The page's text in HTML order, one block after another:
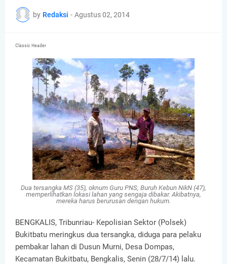
by Redaksi - Agustus 02, 2014
Classic Header
Dua tersangka MS (35), oknum Guru PNS, Buruh Kebun NikN (47),
memperlihatkan lokasi lahan yang sengaja dibakar. Akibatnya,
mereka harus berurusan dengan hukum.
BENGKALIS, Tribunriau- Kepolisian Sektor (Polsek)
Bukitbatu meringkus dua tersangka, diduga para pelaku
pembakar lahan di Dusun Murni, Desa Dompas,
Kecamatan Bukitbatu, Bengkalis, Senin (28/7/14) lalu.